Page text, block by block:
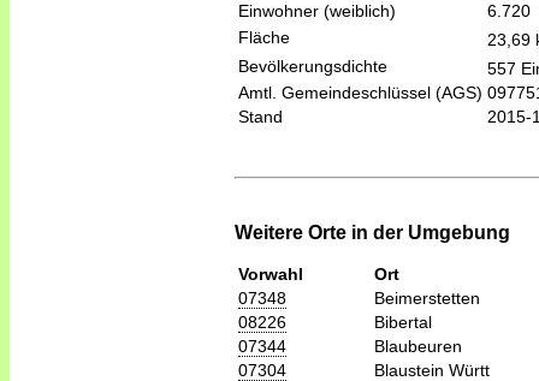
Einwohner (weiblich)
6.720
Fläche
23,69
Bevölkerungsdichte
557
Amtl. Gemeindeschlüssel (AGS)
Stand
2015-
Weitere Orte in der Umgebung
Vorwahl
Ort
07348
Beimerstetten
08226
Bibertal
07344
Blaubeuren
07304
Blaustein Württ